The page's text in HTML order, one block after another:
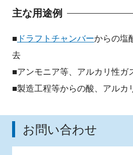
主な用途例
■ドラフトチャンバーからの塩
去
■アンモニア等、アルカリ性ガ
■製造工程等からの酸、アルカ
お問い合わせ